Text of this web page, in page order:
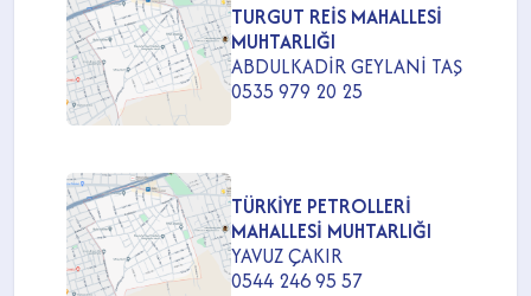
TURGUT REİS MAHALLESİ
MUHTARLIĞI
ABDULKADİR GEYLANİ TAŞ
0535 979 20 25
TÜRKİYE PETROLLERİ
MAHALLESİ MUHTARLIĞI
YAVUZ ÇAKIR
0544 246 95 57